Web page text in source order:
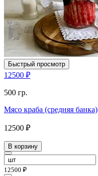
Быстрый просмотр
12500 ₽
500 гр.
Мясо краба (средняя банка)
12500 ₽
В корзину
12500 ₽